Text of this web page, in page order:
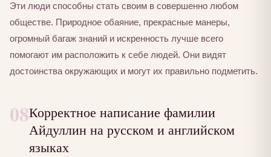
Эти люди способны стать своим в совершенно любом
обществе. Природное обаяние, прекрасные манеры,
огромный багаж знаний и искренность лучше всего
помогают им расположить к себе людей. Они видят
достоинства окружающих и могут их правильно подметить.
08Корректное написание фамилии
Айдуллин на русском и английском
языках